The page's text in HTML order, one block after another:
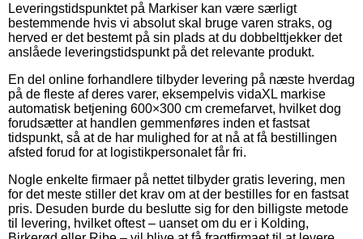
Leveringstidspunktet på Markiser kan være særligt
bestemmende hvis vi absolut skal bruge varen straks, og
herved er det bestemt på sin plads at du dobbelttjekker det
anslåede leveringstidspunkt på det relevante produkt.
En del online forhandlere tilbyder levering på næste hverdag
på de fleste af deres varer, eksempelvis vidaXL markise
automatisk betjening 600×300 cm cremefarvet, hvilket dog
forudsætter at handlen gemmenføres inden et fastsat
tidspunkt, så at de har mulighed for at nå at få bestillingen
afsted forud for at logistikpersonalet får fri.
Nogle enkelte firmaer på nettet tilbyder gratis levering, men
for det meste stiller det krav om at der bestilles for en fastsat
pris. Desuden burde du beslutte sig for den billigste metode
til levering, hvilket oftest – uanset om du er i Kolding,